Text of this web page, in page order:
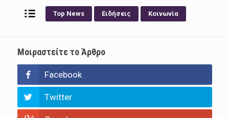
Top News Ειδήσεις Κοινωνία
Μοιραστείτε το Άρθρο
Facebook
Twitter